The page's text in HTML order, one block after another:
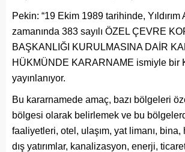
Pekin: “19 Ekim 1989 tarihinde,
zamanında 383 sayılı ÖZEL ÇEVRE
BAŞKANLIĞI KURULMASINA DAİR
HÜKMÜNDE KARARNAME ismiyle bir
yayınlanıyor.
Bu kararnamede amaç, bazı bölgeleri
bölgesi olarak belirlemek ve bu
faaliyetleri, otel, ulaşım, yat limanı,
dış yatırımlar, kanalizasyon, enerji,